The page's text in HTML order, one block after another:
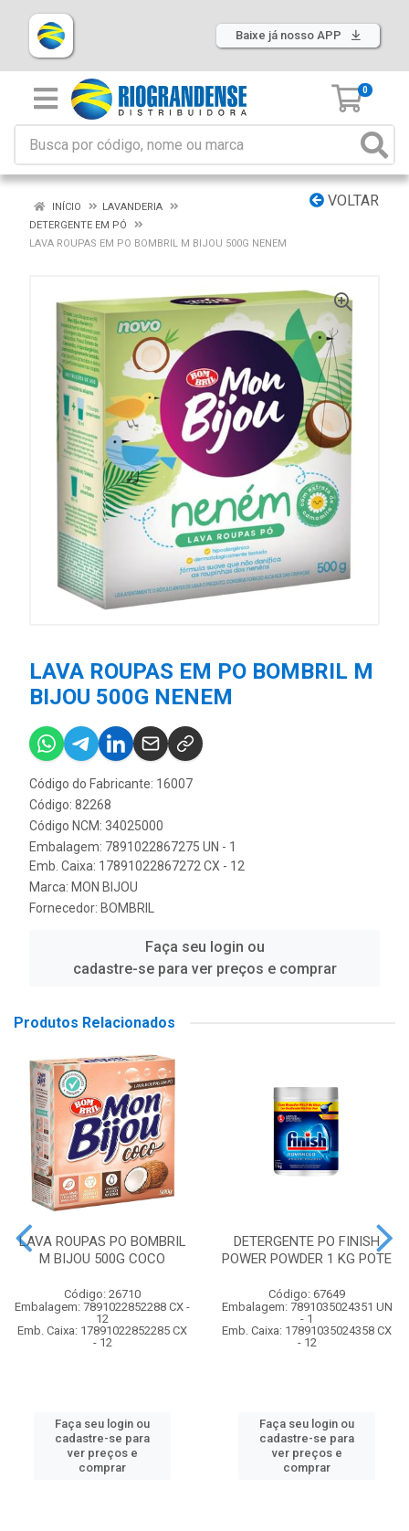
Baixe já nosso APP
0
VOLTAR
INÍCIO
LAVANDERIA
DETERGENTE EM PÓ
LAVA ROUPAS EM PO BOMBRIL M BIJOU 500G NENEM
LAVA ROUPAS EM PO BOMBRIL M
BIJOU 500G NENEM
Código do Fabricante: 16007
Código: 82268
Código NCM: 34025000
Embalagem: 7891022867275 UN - 1
Emb. Caixa: 17891022867272 CX - 12
Marca: MON BIJOU
Fornecedor: BOMBRIL
Faça seu login ou
cadastre-se para ver preços e comprar
Produtos Relacionados
LAVA ROUPAS PO BOMBRIL
M BIJOU 500G COCO
Código: 26710
Embalagem: 7891022852288 CX -
12
Emb. Caixa: 17891022852285 CX
- 12
Faça seu login ou
cadastre-se para
ver preços e
comprar
DETERGENTE PO FINISH
POWER POWDER 1 KG POTE
Código: 67649
Embalagem: 7891035024351 UN
- 1
Emb. Caixa: 17891035024358 CX
- 12
Faça seu login ou
cadastre-se para
ver preços e
comprar